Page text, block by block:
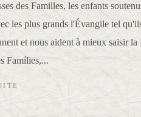
des Familles, les enfants
les plus grands l'Évangile tel
et nous aident à mieux saisir
Famílies,...